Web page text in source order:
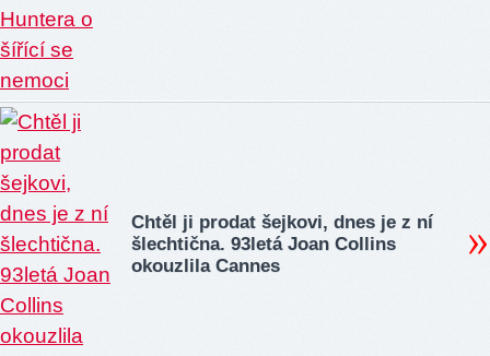
Chtěl ji prodat šejkovi, dnes je z ní
šlechtična. 93letá Joan Collins
okouzlila Cannes